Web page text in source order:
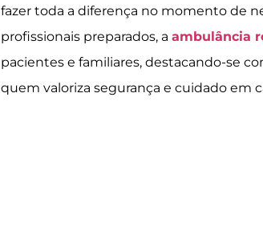
fazer toda a diferença no momento de
profissionais preparados, aambulância
pacientes e familiares, destacando-se
quem valoriza segurança e cuidado em